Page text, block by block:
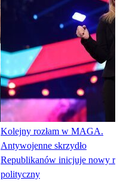
Kolejny rozłam w MAGA.
Antywojenne skrzydło
Republikanów inicjuje nowy
polityczny